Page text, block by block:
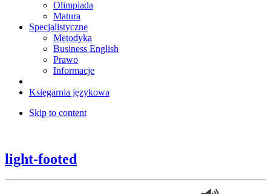
Olimpiada
Matura
Specjalistyczne
Metodyka
Business English
Prawo
Informacje
Księgarnia językowa
Skip to content
light-footed